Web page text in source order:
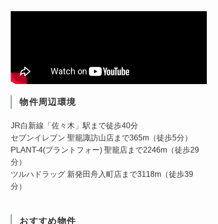
物件周辺環境
JR白新線「佐々木」駅まで徒歩40分
セブンイレブン 聖籠諏訪山店まで365m（徒歩5分）
PLANT-4(プラントフォー) 聖籠店まで2246m（徒歩29
分）
ツルハドラッグ 新発田舟入町店まで3118m（徒歩39
分）
おすすめ物件